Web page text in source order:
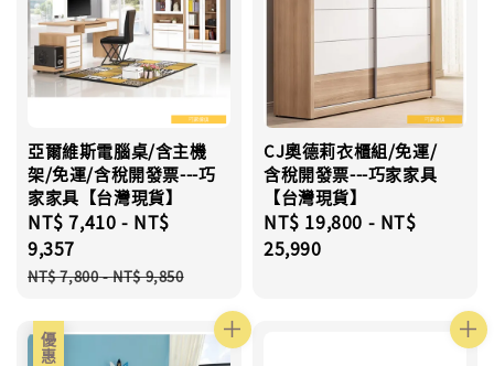
亞爾維斯電腦桌/含主機
架/免運/含稅開發票---巧
家家具【台灣現貨】
Sale
price
NT$ 7,410 - NT$
9,357
Regular
NT$ 7,800-NT$ 9,850
CJ奧德莉衣櫃組/免運/
含稅開發票---巧家家具
【台灣現貨】
Regular
price
NT$ 19,800 - NT$
25,990
優惠